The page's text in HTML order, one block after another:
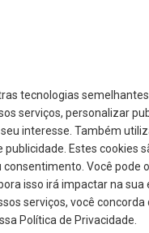
tecnologias
serviços, personalizar
interesse. Também
Estes cookies
Você pode
isso irá impactar na sua
serviços, você concorda
Política de Privacidade.